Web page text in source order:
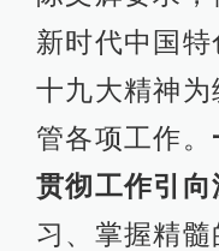
新时代中国
十九大精神
管各项工作。
贯彻工作引向
习、掌握精髓